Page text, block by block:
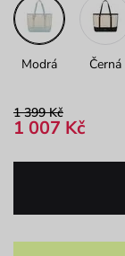
Modrá Černá
1 399 Kč
1 007 Kč